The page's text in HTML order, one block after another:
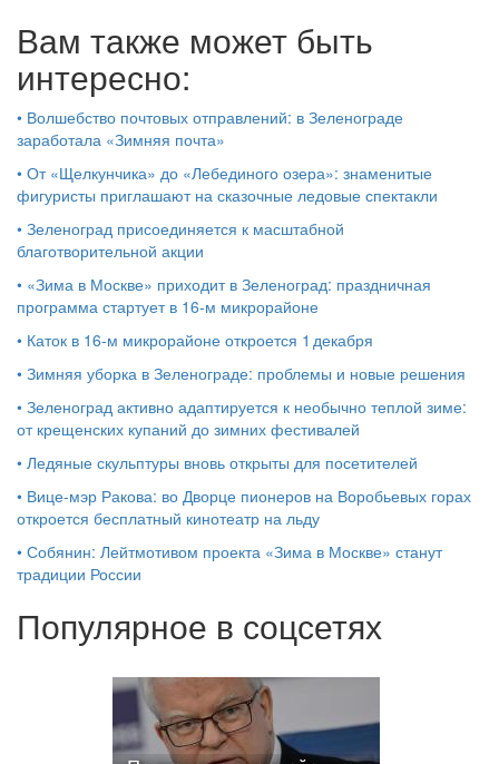
Вам также может быть
интересно:
• Волшебство почтовых отправлений: в Зеленограде
заработала «Зимняя почта»
• От «Щелкунчика» до «Лебединого озера»: знаменитые
фигуристы приглашают на сказочные ледовые спектакли
• Зеленоград присоединяется к масштабной
благотворительной акции
• «Зима в Москве» приходит в Зеленоград: праздничная
программа стартует в 16‑м микрорайоне
• Каток в 16‑м микрорайоне откроется 1 декабря
• Зимняя уборка в Зеленограде: проблемы и новые решения
• Зеленоград активно адаптируется к необычно теплой зиме:
от крещенских купаний до зимних фестивалей
• Ледяные скульптуры вновь открыты для посетителей
• Вице-мэр Ракова: во Дворце пионеров на Воробьевых горах
откроется бесплатный кинотеатр на льду
• Собянин: Лейтмотивом проекта «Зима в Москве» станут
традиции России
Популярное в соцсетях